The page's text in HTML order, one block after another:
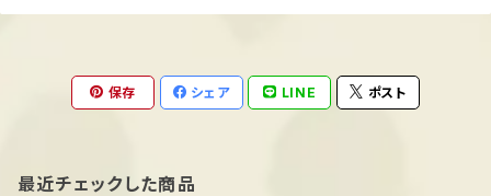
保存 シェア LINE ポスト
最近チェックした商品